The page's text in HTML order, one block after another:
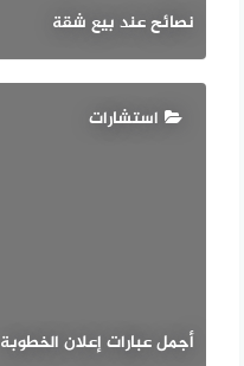
نصائح عند بيع شقة
استشارات
أجمل عبارات إعلان الخطوبة